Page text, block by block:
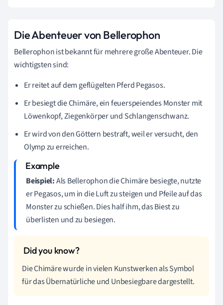
Die Abenteuer von Bellerophon
Bellerophon ist bekannt für mehrere große Abenteuer. Die
wichtigsten sind:
Er reitet auf dem geflügelten Pferd Pegasos.
Er besiegt die Chimäre, ein feuerspeiendes Monster mit
Löwenkopf, Ziegenkörper und Schlangenschwanz.
Er wird von den Göttern bestraft, weil er versucht, den
Olymp zu erreichen.
Beispiel:Als Bellerophon die Chimäre besiegte, nutzte
er Pegasos, um in die Luft zu steigen und Pfeile auf das
Monster zu schießen. Dies half ihm, das Biest zu
überlisten und zu besiegen.
Die Chimäre wurde in vielen Kunstwerken als Symbol
für das Übernatürliche und Unbesiegbare dargestellt.